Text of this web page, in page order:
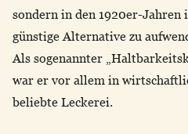
sondern in den 1920er-Jahren
günstige Alternative zu
Als sogenannter
war er vor allem in
beliebte Leckerei.